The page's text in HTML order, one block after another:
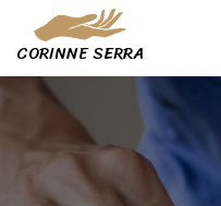
CORINNE SERRA
Panneau de gestion des